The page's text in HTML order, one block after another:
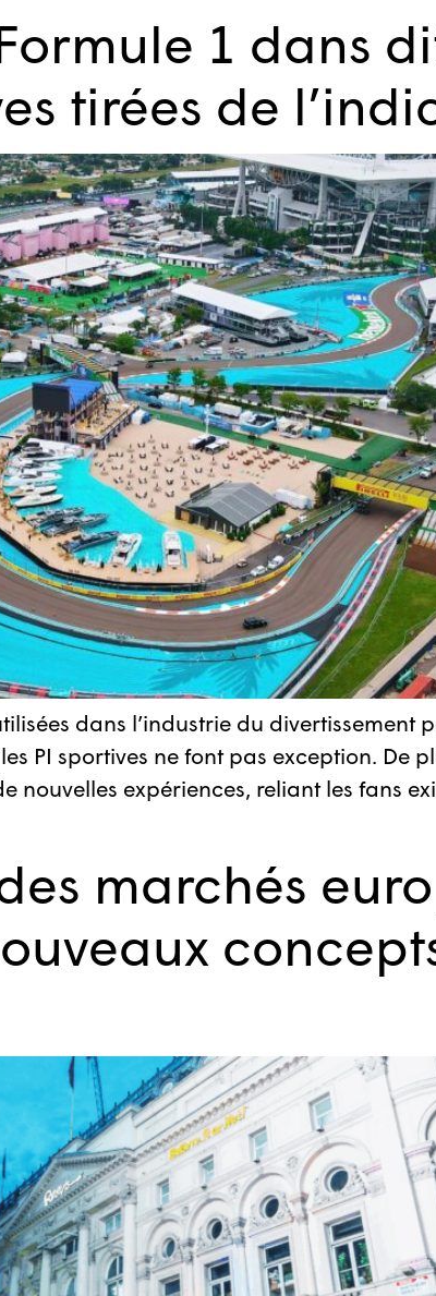
1 dans
tirées de
dans l’industrie du divertissement
PI sportives ne font pas exception. De
nouvelles expériences, reliant les fans
marchés